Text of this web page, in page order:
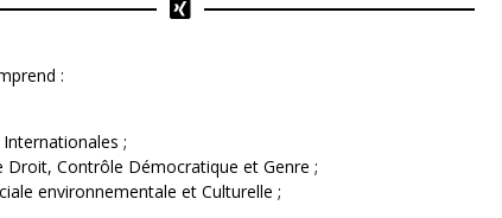
:
;
Droit, Contrôle Démocratique et Genre ;
environnementale et Culturelle ;